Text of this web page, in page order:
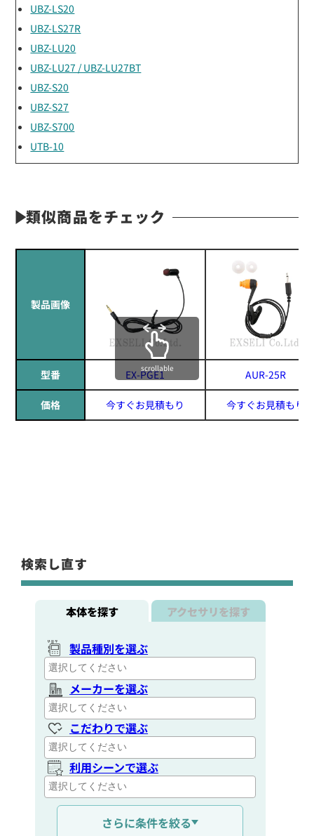
UBZ-LS20
UBZ-LS27R
UBZ-LU20
UBZ-LU27 / UBZ-LU27BT
UBZ-S20
UBZ-S27
UBZ-S700
UTB-10
類似商品をチェック
製品画像
型番 EX-PGE1 AUR-25R
価格 今すぐお見積もり 今すぐお見積もり
scrollable
検索し直す
本体を探す アクセサリを探す
製品種別を選ぶ
メーカーを選ぶ
こだわりで選ぶ
利用シーンで選ぶ
通信距離を選ぶ
さらに条件を絞る